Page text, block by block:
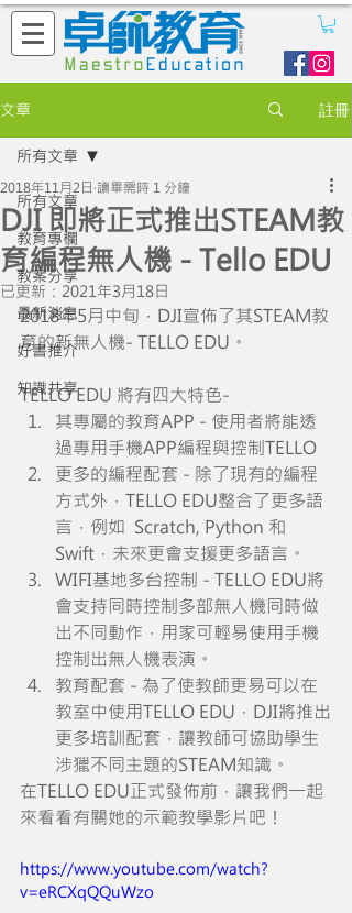
文章 註冊
所有文章
教育專欄
教案分享
最新消息
好書推介
知識共享
所有文章
DJI 即將正式推出STEAM教
育編程無人機 - Tello EDU
2018年11月2日 讀畢需時 1 分鐘
已更新： 2021年3月18日
2018年5月中旬，DJI宣佈了其STEAM教
育的新無人機- TELLO EDU。
TELLO EDU 將有四大特色-
其專屬的教育APP - 使用者將能透
過專用手機APP編程與控制TELLO
更多的編程配套 - 除了現有的編程
方式外，TELLO EDU整合了更多語
言，例如  Scratch, Python 和
Swift，未來更會支援更多語言。
WIFI基地多台控制 - TELLO EDU將
會支持同時控制多部無人機同時做
出不同動作，用家可輕易使用手機
控制出無人機表演。
教育配套 - 為了使教師更易可以在
教室中使用TELLO EDU，DJI將推出
更多培訓配套，讓教師可協助學生
涉獵不同主題的STEAM知識。
在TELLO EDU正式發佈前，讓我們一起
來看看有關她的示範教學影片吧！
https://www.youtube.com/watch?
v=eRCXqQQuWzo